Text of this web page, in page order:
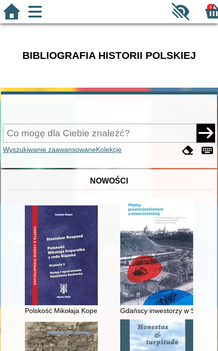
0
BIBLIOGRAFIA HISTORII POLSKIEJ
Wyszukiwanie zaawansowaneKolekcje
NOWOŚCI
Polskość Mikołaja Kopernika z rodu Ślązaka
Gdańscy inwestorzy w